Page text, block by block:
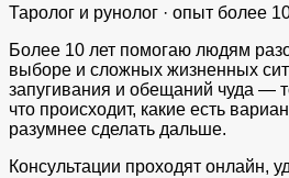
Таролог и рунолог · опыт более
Более 10 лет помогаю людям
выборе и сложных жизненных
запугивания и обещаний чуда —
что происходит, какие есть
разумнее сделать дальше.
Консультации проходят онлайн,